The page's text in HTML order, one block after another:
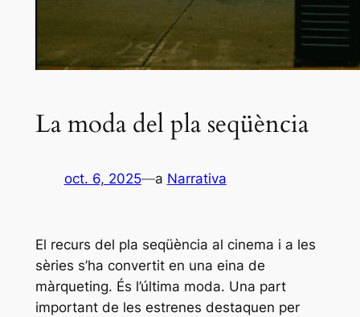
La moda del pla seqüència
oct. 6, 2025—a Narrativa
El recurs del pla seqüència al cinema i a les
sèries s’ha convertit en una eina de
màrqueting. És l’última moda. Una part
important de les estrenes destaquen per